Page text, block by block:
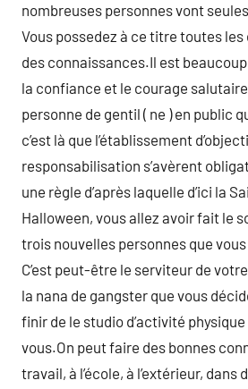
nombreuses personnes vont
Vous possedez à ce titre toutes
des connaissances.Il est
la confiance et le courage
personne de gentil ( ne ) en public
c’est là que l’établissement
responsabilisation s’avèrent
une règle d’après laquelle d’ici la
Halloween, vous allez avoir fait le
trois nouvelles personnes que
C’est peut-être le serviteur de
la nana de gangster que vous
finir de le studio d’activité
vous.On peut faire des bonnes
travail, à l’école, à l’extérieur, dans